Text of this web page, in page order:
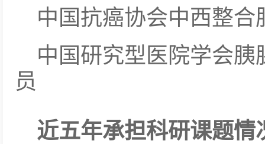
中国抗癌协会中西整
中国研究型医院学会
员
近五年承担科研课题情